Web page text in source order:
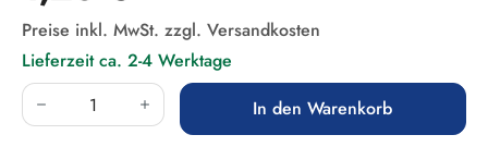
Preise inkl. MwSt. zzgl. Versandkosten
Lieferzeit ca. 2-4 Werktage
Produkt Anzahl: Gib den gewünschten Wert
In den Warenkorb